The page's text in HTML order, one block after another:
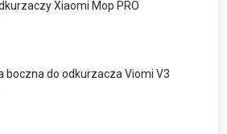
Xiaomi Mop PRO
boczna do odkurzacza Viomi V3